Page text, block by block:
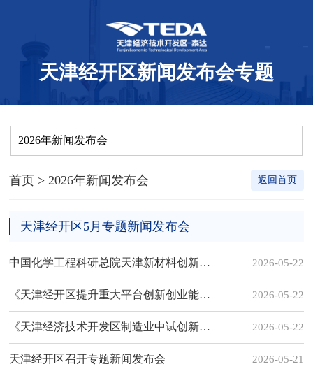
天津经开区新闻发布会专题
2026年新闻发布会
首页 > 2026年新闻发布会 返回首页
天津经开区5月专题新闻发布会
中国化学工程科研总院天津新材料创新平台基地发展成效显著 2026-05-22
《天津经开区提升重大平台创新创业能级 推动天津经开区算力产业高质量发展行动方案（试行）》正式发布 2026-05-22
《天津经济技术开发区制造业中试创新发展行动方案（2026—2028年）（试行）》正式发布 2026-05-22
天津经开区召开专题新闻发布会 2026-05-21